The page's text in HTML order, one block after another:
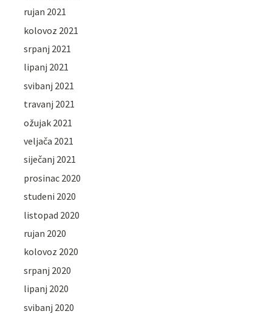
rujan 2021
kolovoz 2021
srpanj 2021
lipanj 2021
svibanj 2021
travanj 2021
ožujak 2021
veljača 2021
siječanj 2021
prosinac 2020
studeni 2020
listopad 2020
rujan 2020
kolovoz 2020
srpanj 2020
lipanj 2020
svibanj 2020